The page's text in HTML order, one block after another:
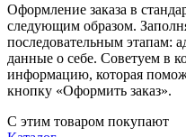
Оформление заказа в
следующим образом.
последовательным этапам:
данные о себе. Советуем в
информацию, которая
кнопку «Оформить заказ».
С этим товаром покупают